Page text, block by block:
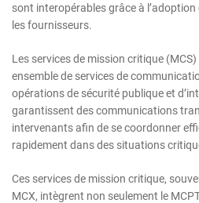
sont interopérables grâce à
les fournisseurs.
Les services de mission critique
ensemble de services de
opérations de sécurité publique et
garantissent des communications
intervenants afin de se coordonner
rapidement dans des situations
Ces services de mission critique,
MCX, intègrent non seulement le